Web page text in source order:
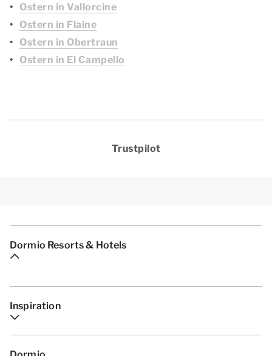
Ostern in Vallorcine
Ostern in Flaine
Ostern in Obertraun
Ostern in El Campello
Trustpilot
Dormio Resorts & Hotels
Inspiration